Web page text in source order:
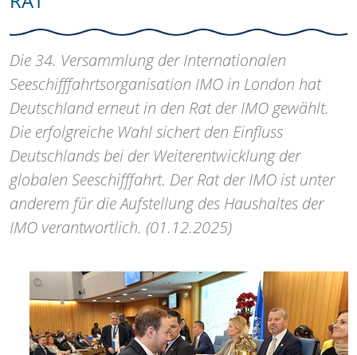
Die 34. Versammlung der Internationalen
Seeschifffahrtsorganisation IMO in London hat
Deutschland erneut in den Rat der IMO gewählt.
Die erfolgreiche Wahl sichert den Einfluss
Deutschlands bei der Weiterentwicklung der
globalen Seeschifffahrt. Der Rat der IMO ist unter
anderem für die Aufstellung des Haushaltes der
IMO verantwortlich. (01.12.2025)